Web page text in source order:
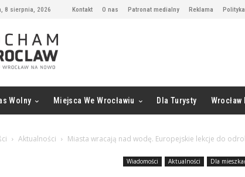
8 sierpnia, 2026 Kontakt O nas Patronat medialny Reklama
Wolny Miejsca We Wrocławiu Dla Turysty Wrocław
Aktualności Miasta wracają nad wodę. Europejskie lekcje do
Wiadomości Aktualności Dla